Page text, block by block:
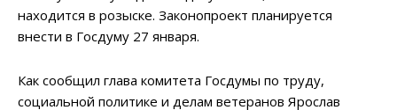
находится в розыске. Законопроект планируется
внести в Госдуму 27 января.
Как сообщил глава комитета Госдумы по труду,
социальной политике и делам ветеранов Ярослав